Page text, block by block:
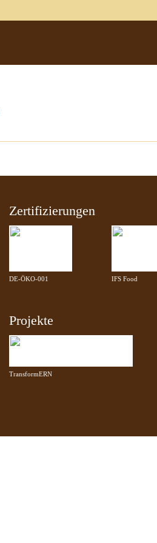
Zertifizierungen
DE-ÖKO-001 IFS Food
Projekte
TransformERN